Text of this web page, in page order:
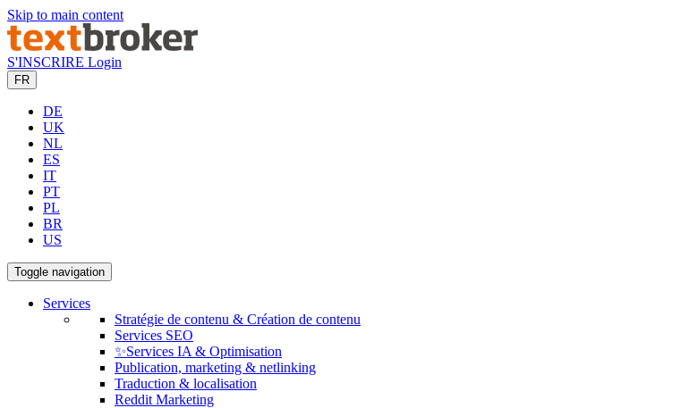
Skip to main content
S'INSCRIRE Login
FR
DE
UK
NL
ES
IT
PT
PL
BR
US
Toggle navigation
Services
Stratégie de contenu & Création de contenu
Services SEO
✨Services IA & Optimisation
Publication, marketing & netlinking
Traduction & localisation
Reddit Marketing